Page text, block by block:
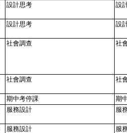
設計思考 設
設計思考 設
社會調查 社
社會調查 社
期中考停課
期
服務設計 服
服務設計 服